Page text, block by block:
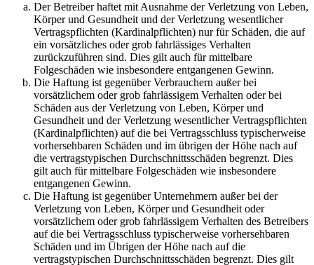
Der Betreiber haftet mit Ausnahme der Verletzung von Leben,
Körper und Gesundheit und der Verletzung wesentlicher
Vertragspflichten (Kardinalpflichten) nur für Schäden, die auf
ein vorsätzliches oder grob fahrlässiges Verhalten
zurückzuführen sind. Dies gilt auch für mittelbare
Folgeschäden wie insbesondere entgangenen Gewinn.
Die Haftung ist gegenüber Verbrauchern außer bei
vorsätzlichem oder grob fahrlässigem Verhalten oder bei
Schäden aus der Verletzung von Leben, Körper und
Gesundheit und der Verletzung wesentlicher Vertragspflichten
(Kardinalpflichten) auf die bei Vertragsschluss typischerweise
vorhersehbaren Schäden und im übrigen der Höhe nach auf
die vertragstypischen Durchschnittsschäden begrenzt. Dies
gilt auch für mittelbare Folgeschäden wie insbesondere
entgangenen Gewinn.
Die Haftung ist gegenüber Unternehmern außer bei der
Verletzung von Leben, Körper und Gesundheit oder
vorsätzlichem oder grob fahrlässigem Verhalten des Betreibers
auf die bei Vertragsschluss typischerweise vorhersehbaren
Schäden und im Übrigen der Höhe nach auf die
vertragstypischen Durchschnittsschäden begrenzt. Dies gilt